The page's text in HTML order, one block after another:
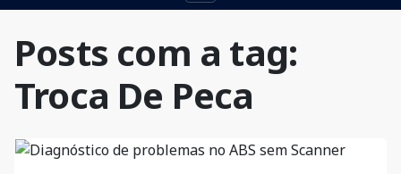
Posts com a tag:
Troca De Peca